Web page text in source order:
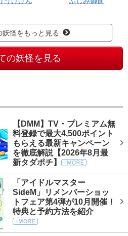
妖怪をもっと見る
の妖怪を見る
【DMM】TV・プレミアム無
料登録で最大4,500ポイント
もらえる最新キャンペーン
を徹底解説【2026年8月最
新タダポチ】
「アイドルマスター
SideM」リメンバーショッ
トフェア第4弾が10月開催！
特典と予約方法を紹介